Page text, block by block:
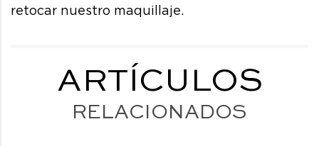
retocar nuestro maquillaje.
ARTÍCULOS
RELACIONADOS